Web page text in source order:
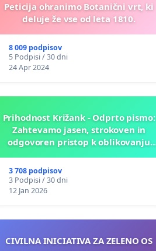
Peticija ohranimo Botanični vrt, ki
deluje že vse od leta 1810.
8 009 podpisov
5 Podpisi / 30 dni
24 Apr 2024
Prihodnost Križank - Odprto pismo:
Zahtevamo jasen, strokoven in
odgovoren pristop k oblikovanju
3 708 podpisov
3 Podpisi / 30 dni
12 Jan 2026
CIVILNA INICIATIVA ZA ZELENO OS